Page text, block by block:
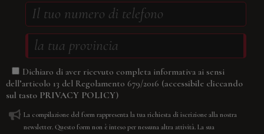
Dichiaro di aver ricevuto completa informativa ai sensi
dell’articolo 13 del Regolamento 679/2016 (accessibile cliccando
sul tasto PRIVACY POLICY)
La compilazione del form rappresenta la tua richiesta di iscrizione alla nostra
newsletter. Questo form non è inteso per nessuna altra attività. La sua